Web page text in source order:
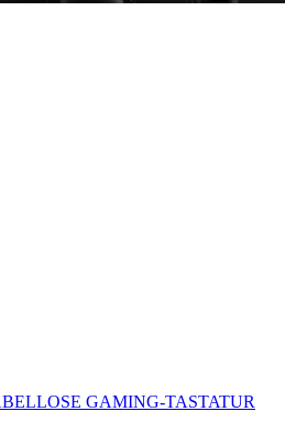
GAMING-TASTATUR